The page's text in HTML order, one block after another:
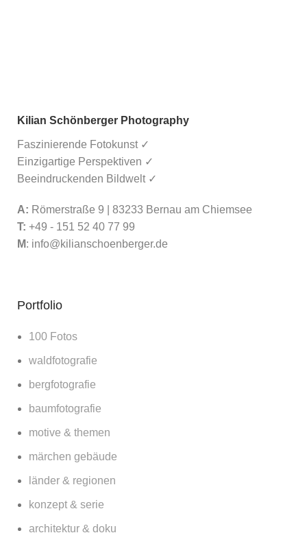
Kilian Schönberger Photography
Faszinierende Fotokunst ✓
Einzigartige Perspektiven ✓
Beeindruckenden Bildwelt ✓
A: Römerstraße 9 | 83233 Bernau am Chiemsee
T: +49 - 151 52 40 77 99
M: info@kilianschoenberger.de
Portfolio
100 Fotos
waldfotografie
bergfotografie
baumfotografie
motive & themen
märchen gebäude
länder & regionen
konzept & serie
architektur & doku